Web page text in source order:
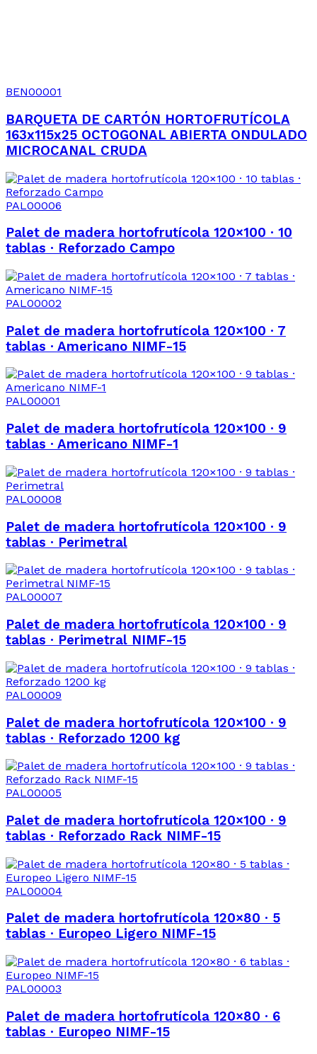
BEN00001
BARQUETA DE CARTÓN HORTOFRUTÍCOLA
163x115x25 OCTOGONAL ABIERTA ONDULADO
MICROCANAL CRUDA
PAL00006
Palet de madera hortofrutícola 120×100 · 10
tablas · Reforzado Campo
PAL00002
Palet de madera hortofrutícola 120×100 · 7
tablas · Americano NIMF-15
PAL00001
Palet de madera hortofrutícola 120×100 · 9
tablas · Americano NIMF-1
PAL00008
Palet de madera hortofrutícola 120×100 · 9
tablas · Perimetral
PAL00007
Palet de madera hortofrutícola 120×100 · 9
tablas · Perimetral NIMF-15
PAL00009
Palet de madera hortofrutícola 120×100 · 9
tablas · Reforzado 1200 kg
PAL00005
Palet de madera hortofrutícola 120×100 · 9
tablas · Reforzado Rack NIMF-15
PAL00004
Palet de madera hortofrutícola 120×80 · 5
tablas · Europeo Ligero NIMF-15
PAL00003
Palet de madera hortofrutícola 120×80 · 6
tablas · Europeo NIMF-15